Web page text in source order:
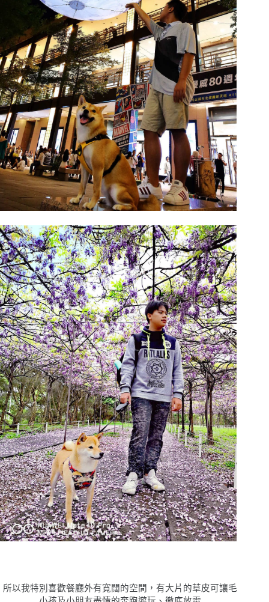
所以我特別喜歡餐廳外有寬闊的空間，有大片的草皮可讓毛